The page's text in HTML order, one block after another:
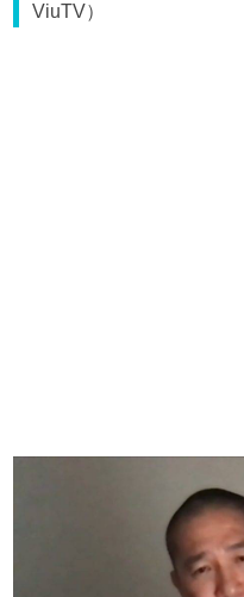
ViuTV）